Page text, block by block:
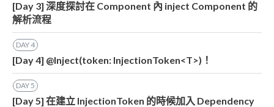
[Day 3] 深度探討在 Component 內 inject Component 的
解析流程
DAY4
[Day 4] @Inject(token: InjectionToken<T>)！
DAY5
[Day 5] 在建立 InjectionToken 的時候加入 Dependency